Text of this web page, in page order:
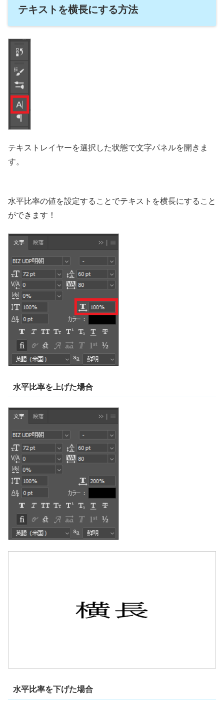
テキストを横長にする方法
テキストレイヤーを選択した状態で文字パネルを開きま
す。
水平比率の値を設定することでテキストを横長にすること
ができます！
水平比率を上げた場合
水平比率を下げた場合